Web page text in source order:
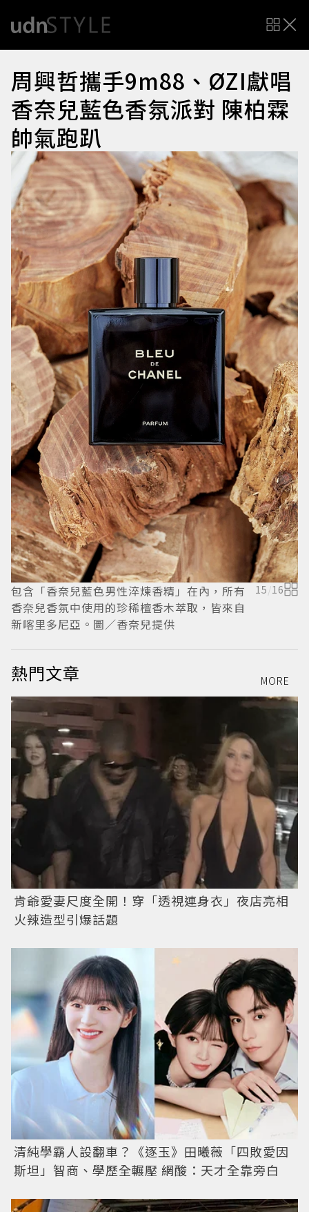
周興哲攜手9m88、ØZI獻唱
香奈兒藍色香氛派對 陳柏霖
帥氣跑趴
包含「香奈兒藍色男性淬煉香精」在內，所有
香奈兒香氛中使用的珍稀檀香木萃取，皆來自
新喀里多尼亞。圖／香奈兒提供
15/16
熱門文章 MORE
肯爺愛妻尺度全開！穿「透視連身衣」夜店亮相
火辣造型引爆話題
清純學霸人設翻車？《逐玉》田曦薇「四敗愛因
斯坦」智商、學歷全輾壓 網酸：天才全靠旁白